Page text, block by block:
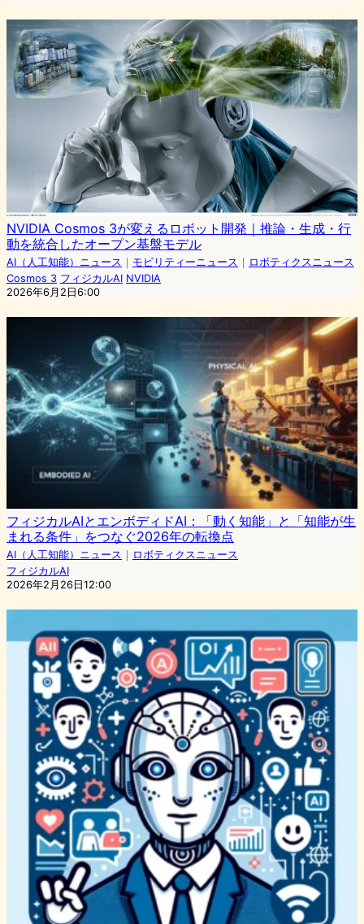
NVIDIA Cosmos 3が変えるロボット開発｜推論・生成・行
動を統合したオープン基盤モデル
AI（人工知能）ニュース ｜ モビリティーニュース ｜ ロボティクスニュース
Cosmos 3 フィジカルAI NVIDIA
2026年6月2日6:00
フィジカルAIとエンボディドAI：「動く知能」と「知能が生
まれる条件」をつなぐ2026年の転換点
AI（人工知能）ニュース ｜ ロボティクスニュース
フィジカルAI
2026年2月26日12:00